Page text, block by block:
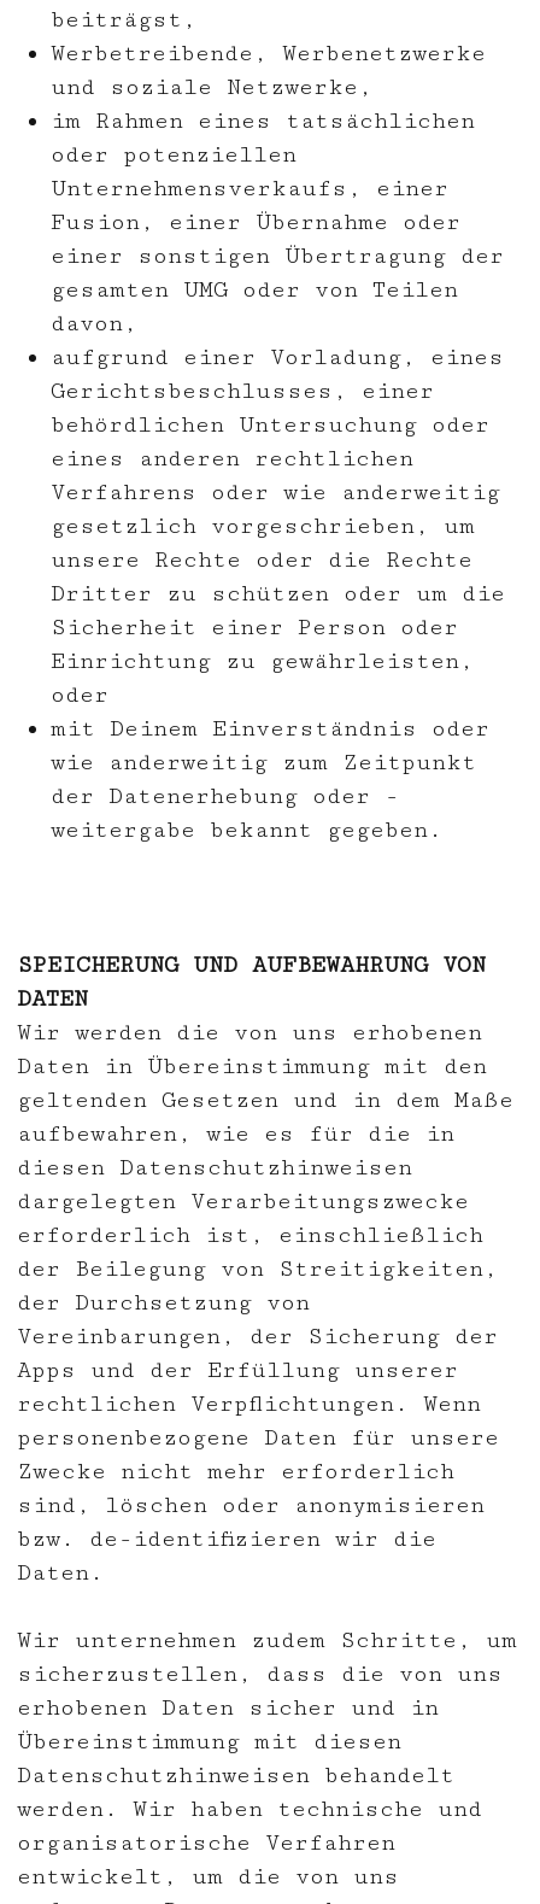
beiträgst,
Werbetreibende, Werbenetzwerke
und soziale Netzwerke,
im Rahmen eines tatsächlichen
oder potenziellen
Unternehmensverkaufs, einer
Fusion, einer Übernahme oder
einer sonstigen Übertragung der
gesamten UMG oder von Teilen
davon,
aufgrund einer Vorladung, eines
Gerichtsbeschlusses, einer
behördlichen Untersuchung oder
eines anderen rechtlichen
Verfahrens oder wie anderweitig
gesetzlich vorgeschrieben, um
unsere Rechte oder die Rechte
Dritter zu schützen oder um die
Sicherheit einer Person oder
Einrichtung zu gewährleisten,
oder
mit Deinem Einverständnis oder
wie anderweitig zum Zeitpunkt
der Datenerhebung oder -
weitergabe bekannt gegeben.
SPEICHERUNG UND AUFBEWAHRUNG VON
DATEN
Wir werden die von uns erhobenen
Daten in Übereinstimmung mit den
geltenden Gesetzen und in dem Maße
aufbewahren, wie es für die in
diesen Datenschutzhinweisen
dargelegten Verarbeitungszwecke
erforderlich ist, einschließlich
der Beilegung von Streitigkeiten,
der Durchsetzung von
Vereinbarungen, der Sicherung der
Apps und der Erfüllung unserer
rechtlichen Verpflichtungen. Wenn
personenbezogene Daten für unsere
Zwecke nicht mehr erforderlich
sind, löschen oder anonymisieren
bzw. de-identifizieren wir die
Daten.
Wir unternehmen zudem Schritte, um
sicherzustellen, dass die von uns
erhobenen Daten sicher und in
Übereinstimmung mit diesen
Datenschutzhinweisen behandelt
werden. Wir haben technische und
organisatorische Verfahren
entwickelt, um die von uns